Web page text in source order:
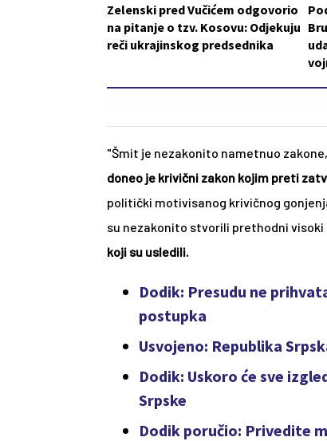
Zelenski pred Vučićem odgovorio
na pitanje o tzv. Kosovu: Odjekuju
reči ukrajinskog predsednika
"Šmit je nezakonito nametnuo zakone,
doneo je krivični zakon kojim preti
politički motivisanog krivičnog
su nezakonito stvorili prethodni
koji su usledili.
Dodik: Presudu ne
postupka
Usvojeno: Republika
Dodik: Uskoro će sve
Srpske
Dodik poručio: Privedite